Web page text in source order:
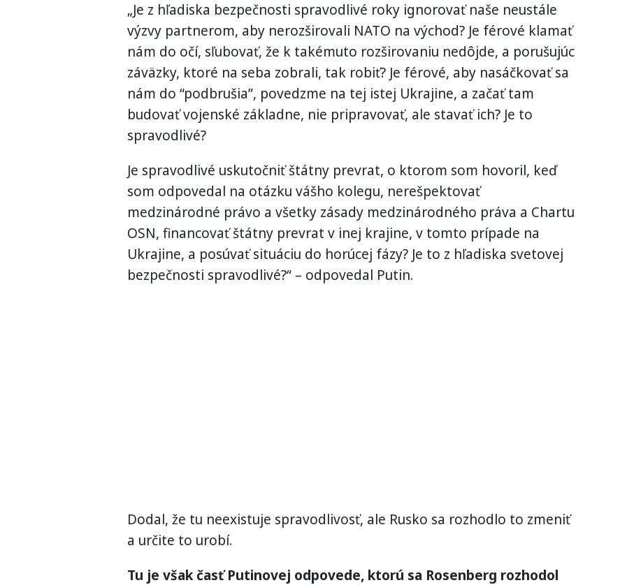
„Je z hľadiska bezpečnosti spravodlivé roky ignorovať naše neustále
výzvy partnerom, aby nerozširovali NATO na východ? Je férové klamať
nám do očí, sľubovať, že k takémuto rozširovaniu nedôjde, a porušujúc
záväzky, ktoré na seba zobrali, tak robiť? Je férové, aby nasáčkovať sa
nám do “podbrušia”, povedzme na tej istej Ukrajine, a začať tam
budovať vojenské základne, nie pripravovať, ale stavať ich? Je to
spravodlivé?
Je spravodlivé uskutočniť štátny prevrat, o ktorom som hovoril, keď
som odpovedal na otázku vášho kolegu, nerešpektovať
medzinárodné právo a všetky zásady medzinárodného práva a Chartu
OSN, financovať štátny prevrat v inej krajine, v tomto prípade na
Ukrajine, a posúvať situáciu do horúcej fázy? Je to z hľadiska svetovej
bezpečnosti spravodlivé?“ – odpovedal Putin.
Dodal, že tu neexistuje spravodlivosť, ale Rusko sa rozhodlo to zmeniť
a určite to urobí.
Tu je však časť Putinovej odpovede, ktorú sa Rosenberg rozhodol